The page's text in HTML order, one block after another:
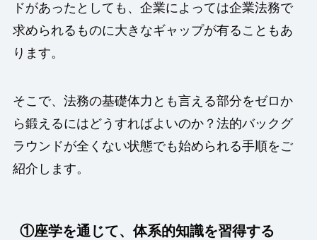
ドがあったとしても、企業によっては企業法務で
求められるものに大きなギャップが有ることもあ
ります。
そこで、法務の基礎体力とも言える部分をゼロか
ら鍛えるにはどうすればよいのか？法的バックグ
ラウンドが全くない状態でも始められる手順をご
紹介します。
①座学を通じて、体系的知識を習得する